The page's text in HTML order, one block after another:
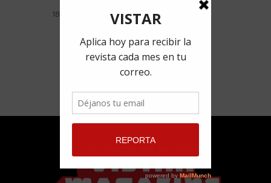
18 septiembre, 2018 porAlejandra Angulo